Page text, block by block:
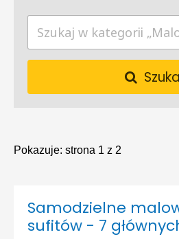
Pokazuje: strona 1 z 2
Samodzielne
sufitów - 7